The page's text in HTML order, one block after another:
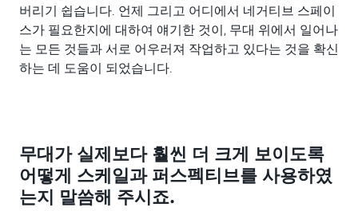
버리기 쉽습니다. 언제 그리고 어디에서 네거티브 스페이
스가 필요한지에 대하여 얘기한 것이, 무대 위에서 일어나
는 모든 것들과 서로 어우러져 작업하고 있다는 것을 확신
하는 데 도움이 되었습니다.
무대가 실제보다 훨씬 더 크게 보이도록
어떻게 스케일과 퍼스펙티브를 사용하였
는지 말씀해 주시죠.